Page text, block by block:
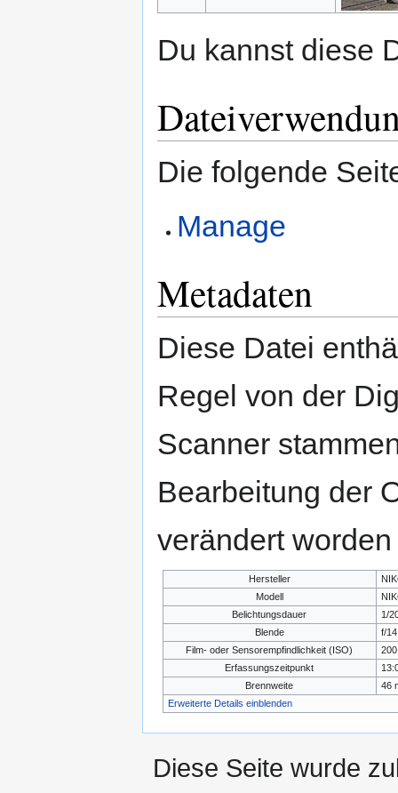
Du kannst diese
Die folgende
Manage
Metadaten
Diese Datei
Regel von der
Scanner
Bearbeitung der
verändert
Hersteller
Modell
Belichtungsdauer
1/
Blende
f/14
Film- oder Sensorempfindlichkeit (ISO)
200
Erfassungszeitpunkt
Brennweite
46
Erweiterte Details einblenden
Diese Seite wurde